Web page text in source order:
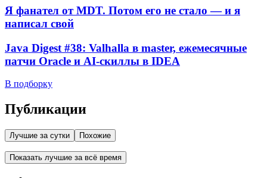
Я фанател от MDT. Потом его не стало — и я
написал свой
Java Digest #38: Valhalla в master, ежемесячные
патчи Oracle и AI-скиллы в IDEA
В подборку
Публикации
Лучшие за сутки Похожие
Показать лучшие за всё время